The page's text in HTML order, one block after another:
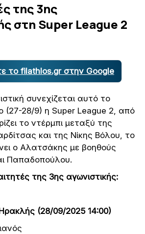
της 3ης
στη Super League 2
το filathlos.gr στην Google
συνεχίζεται αυτό το
(27-28/9) η Super League 2, από
το ντέρμπι μεταξύ της
και της Νίκης Βόλου, το
ο Αλατσάκης με βοηθούς
Παπαδοπούλου.
της 3ης αγωνιστικής:
(28/09/2025 14:00)